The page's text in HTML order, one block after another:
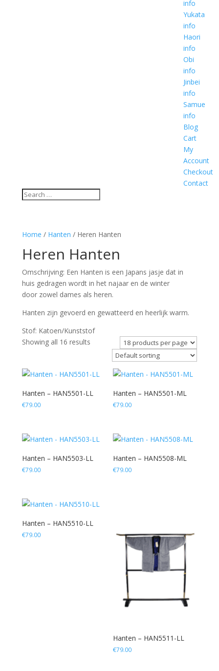
info
Yukata
info
Haori
info
Obi
info
Jinbei
info
Samue
info
Blog
Cart
My
Account
Checkout
Contact
Home / Hanten / Heren Hanten
Heren Hanten
Omschrijving: Een Hanten is een Japans jasje dat in
huis gedragen wordt in het najaar en de winter
door zowel dames als heren.
Hanten zijn gevoerd en gewatteerd en heerlijk warm.
Stof: Katoen/Kunststof
Showing all 16 results
Hanten – HAN5501-LL
€79.00
Hanten – HAN5501-ML
€79.00
Hanten – HAN5503-LL
€79.00
Hanten – HAN5508-ML
€79.00
Hanten – HAN5510-LL
€79.00
Hanten – HAN5511-LL
€79.00